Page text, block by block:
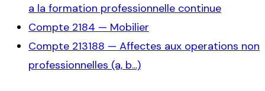
a la formation professionnelle continue
Compte 2184 — Mobilier
Compte 213188 — Affectes aux operations non
professionnelles (a, b...)